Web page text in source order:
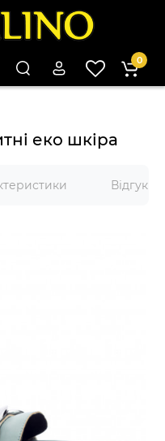
0
еко шкіра
Відгуки